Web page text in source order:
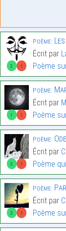
2 1
Poème:
Écrit par
Poème
1 1
Poème:
Écrit par
Poème
3 1
Poème:
Écrit par
Poème
3 1
Poème:
Écrit par
Poème